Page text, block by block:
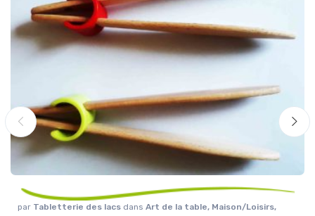
par Tabletterie des lacs dans Art de la table, Maison/Loisirs,